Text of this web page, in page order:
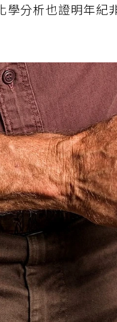
學分析也證明年紀